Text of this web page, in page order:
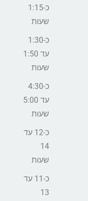
כ-1:15
שעות
כ-1:30
עד 1:50
שעות
כ-4:30
עד 5:00
שעות
כ-12 עד
14
שעות
כ-11 עד
13